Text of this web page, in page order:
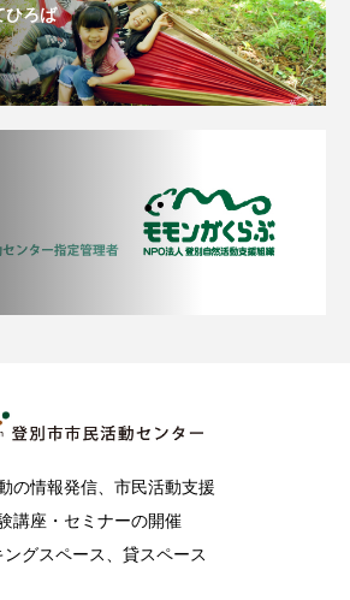
ろば
の情報発信、市民活動支援
講座・セミナーの開催
ングスペース、貸スペース